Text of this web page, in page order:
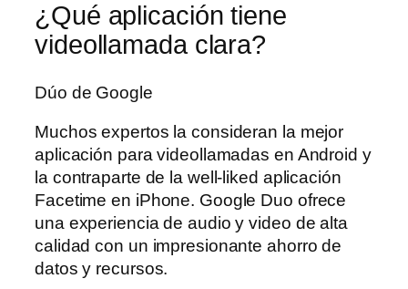
¿Qué aplicación tiene
videollamada clara?
Dúo de Google
Muchos expertos la consideran la mejor
aplicación para videollamadas en Android y
la contraparte de la well-liked aplicación
Facetime en iPhone. Google Duo ofrece
una experiencia de audio y video de alta
calidad con un impresionante ahorro de
datos y recursos.